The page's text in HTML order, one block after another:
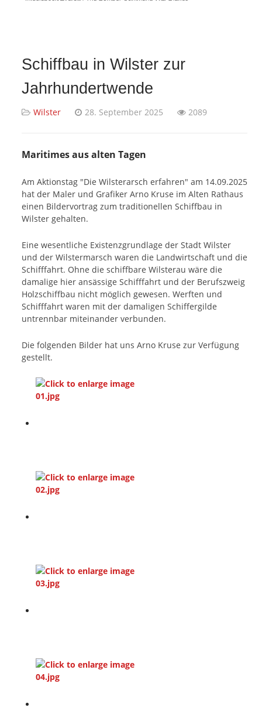
Schiffbau in Wilster zur
Jahrhundertwende
Wilster 28. September 2025 2089
Maritimes aus alten Tagen
Am Aktionstag "Die Wilsterarsch erfahren" am 14.09.2025
hat der Maler und Grafiker Arno Kruse im Alten Rathaus
einen Bildervortrag zum traditionellen Schiffbau in
Wilster gehalten.
Eine wesentliche Existenzgrundlage der Stadt Wilster
und der Wilstermarsch waren die Landwirtschaft und die
Schifffahrt. Ohne die schiffbare Wilsterau wäre die
damalige hier ansässige Schifffahrt und der Berufszweig
Holzschiffbau nicht möglich gewesen. Werften und
Schifffahrt waren mit der damaligen Schiffergilde
untrennbar miteinander verbunden.
Die folgenden Bilder hat uns Arno Kruse zur Verfügung
gestellt.